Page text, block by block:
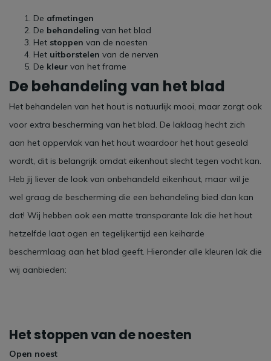
De afmetingen
De behandeling van het blad
Het stoppen van de noesten
Het uitborstelen van de nerven
De kleur van het frame
De behandeling van het blad
Het behandelen van het hout is natuurlijk mooi, maar zorgt ook
voor extra bescherming van het blad. De laklaag hecht zich
aan het oppervlak van het hout waardoor het hout geseald
wordt, dit is belangrijk omdat eikenhout slecht tegen vocht kan.
Heb jij liever de look van onbehandeld eikenhout, maar wil je
wel graag de bescherming die een behandeling bied dan kan
dat! Wij hebben ook een matte transparante lak die het hout
hetzelfde laat ogen en tegelijkertijd een keiharde
beschermlaag aan het blad geeft. Hieronder alle kleuren lak die
wij aanbieden:
Het stoppen van de noesten
Open noest